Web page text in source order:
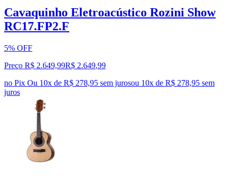
Cavaquinho Eletroacústico Rozini Show
RC17.FP2.F
5% OFF
Preço R$ 2.649,99R$ 2.649,99
no Pix Ou 10x de R$ 278,95 sem jurosou 10x de R$ 278,95 sem
juros